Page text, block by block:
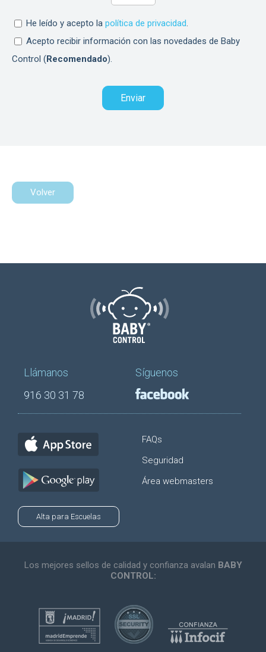
He leído y acepto la política de privacidad
Acepto recibir información con las novedades de Baby
Control (Recomendado).
Volver
Llámanos
916 30 31 78
Síguenos
FAQs
Seguridad
Área webmasters
Alta para Escuelas
Los mejores sellos de calidad y confianza avalan BABY
CONTROL: